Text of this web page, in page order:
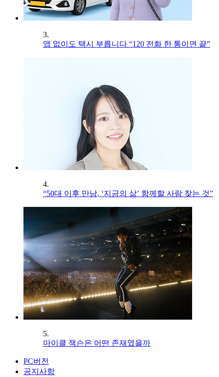
3.
앱 없이도 택시 부릅니다 “120 전화 한 통이면 끝”
4.
“50대 이후 만남, ‘지금의 삶’ 함께할 사람 찾는 것”
5.
마이클 잭슨은 어떤 존재였을까
PC버전
공지사항